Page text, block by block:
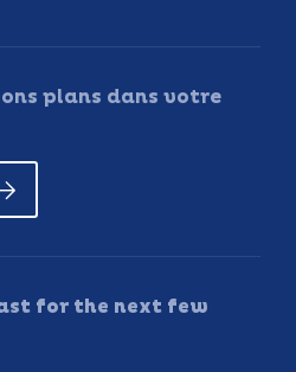
plans dans votre
for the next few